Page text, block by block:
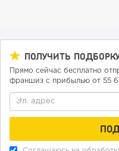
для бизнеса,...
ПОЛУЧИТЬ
Прямо сейчас бесплатно
франшиз с прибылью от 55